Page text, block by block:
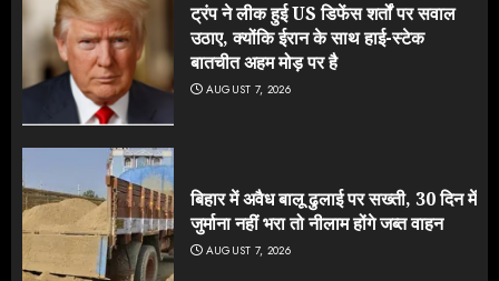
ट्रंप ने लीक हुई US डिफेंस शर्तों पर सवाल
उठाए, क्योंकि ईरान के साथ हाई-स्टेक
बातचीत अहम मोड़ पर है
AUGUST 7, 2026
बिहार में अवैध बालू ढुलाई पर सख्ती, 30 दिन में
जुर्माना नहीं भरा तो नीलाम होंगे जब्त वाहन
AUGUST 7, 2026